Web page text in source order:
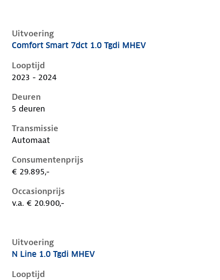
Uitvoering
Hyundai I20 iii-1e-facelift, 1.0 tgdi mhev, 74 kW,
Comfort Smart 7dct 1.0 Tgdi MHEV
Looptijd
2023 - 2024
Deuren
5 deuren
Transmissie
Automaat
Consumentenprijs
€ 29.895,-
Occasionprijs
v.a. € 20.900,-
Uitvoering
Hyundai I20 iii-1e-facelift, 1.0 tgdi mhev, 74 kW,
N Line 1.0 Tgdi MHEV
Looptijd